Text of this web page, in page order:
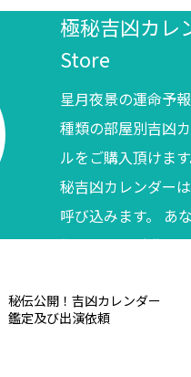
極秘吉凶カレ
Store
星月夜景の運命予
種類の部屋別吉凶
ルをご購入頂けま
秘吉凶カレンダー
呼び込みます。 あ
調べてからご購入
秘伝公開！吉凶カレンダー
鑑定及び出演依頼